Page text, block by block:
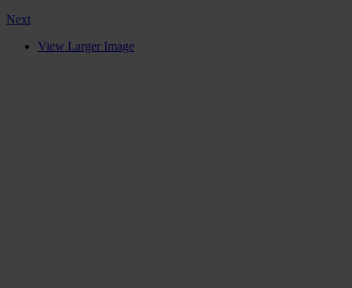
Next
View Larger Image